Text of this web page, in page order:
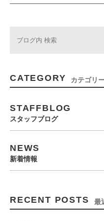
CATEGORY カテゴリ
STAFFBLOG
スタッフブログ
NEWS
新着情報
RECENT POSTS 最